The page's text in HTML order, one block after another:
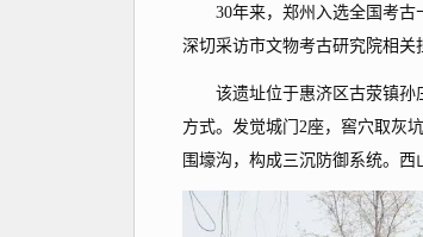
30年来，郑州入选全国考古
深切采访市文物考古研究院相关
该遗址位于惠济区古荥镇孙庄
方式。发觉城门2座，窖穴取灰
围壕沟，构成三沉防御系统。西